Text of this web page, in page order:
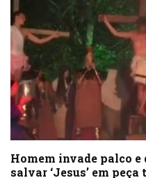
Homem invade palco e
salvar ‘Jesus’ em peça